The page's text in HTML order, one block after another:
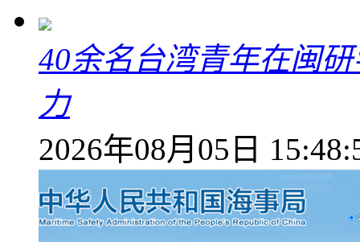
40余名台湾青年在闽
力
2026年08月05日